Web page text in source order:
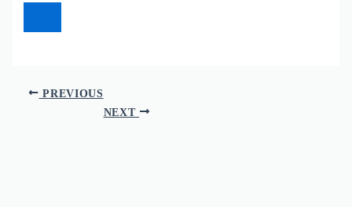
PREVIOUS
NEXT